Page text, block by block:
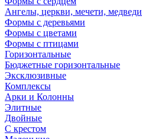
Ангелы, церкви, мечети, медведи
Формы с деревьями
Формы с цветами
Формы с птицами
Горизонтальные
Бюджетные горизонтальные
Эксклюзивные
Комплексы
Арки и Колонны
Элитные
Двойные
С крестом